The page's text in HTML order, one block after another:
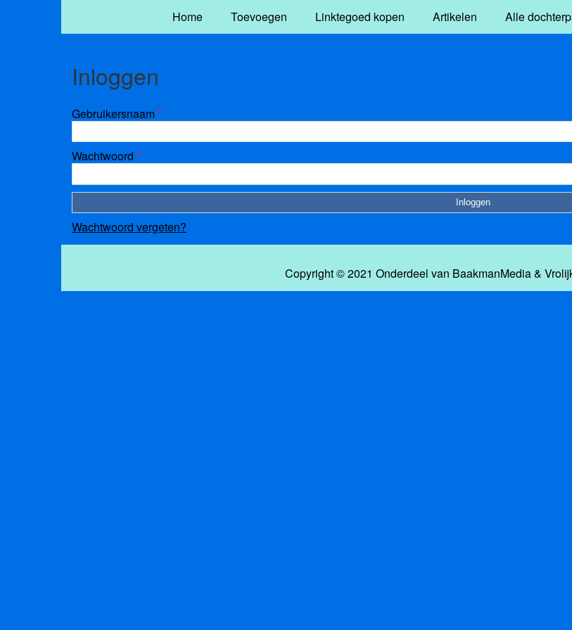
Home Toevoegen Linktegoed kopen Artikelen Alle
Inloggen
Gebruikersnaam*
Wachtwoord *
Wachtwoord vergeten?
Copyright © 2021 Onderdeel van BaakmanMedia&